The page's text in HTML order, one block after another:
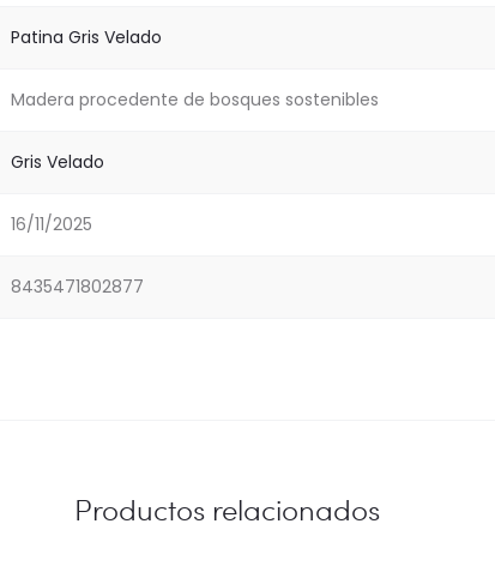
Patina Gris Velado
Madera procedente de bosques sostenibles
Gris Velado
16/11/2025
8435471802877
Productos relacionados